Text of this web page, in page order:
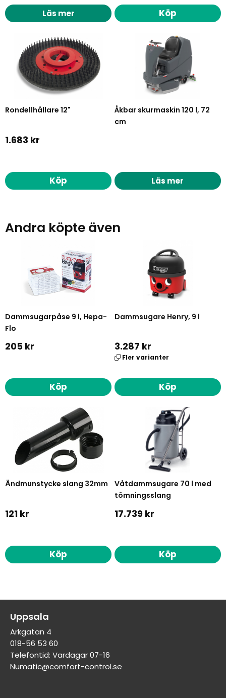
Läs mer Köp
Rondellhållare 12"
1.683 kr
Köp
Åkbar skurmaskin 120 l, 72
cm
Läs mer
Andra köpte även
Dammsugarpåse 9 l, Hepa-
Flo
205 kr
Köp
Dammsugare Henry, 9 l
3.287 kr
Fler varianter
Köp
Ändmunstycke slang 32mm
121 kr
Köp
Våtdammsugare 70 l med
tömningsslang
17.739 kr
Köp
Uppsala
Arkgatan 4
018-56 53 60
Telefontid: Vardagar 07-16
Numatic@comfort-control.se